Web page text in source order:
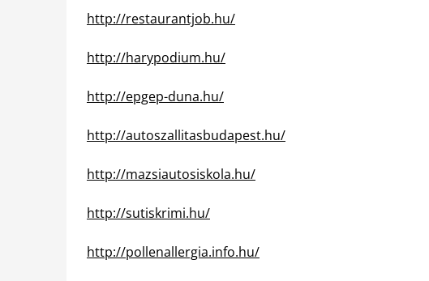
http://restaurantjob.hu/
http://harypodium.hu/
http://epgep-duna.hu/
http://autoszallitasbudapest.hu/
http://mazsiautosiskola.hu/
http://sutiskrimi.hu/
http://pollenallergia.info.hu/